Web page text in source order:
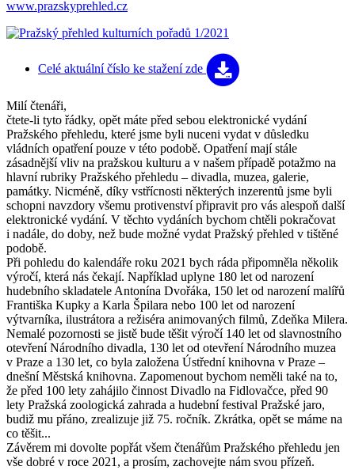
www.prazskyprehled.cz
Celé aktuální číslo ke stažení zde
Milí čtenáři,
čtete-li tyto řádky, opět máte před sebou elektronické vydání
Pražského přehledu, které jsme byli nuceni vydat v důsledku
vládních opatření pouze v této podobě. Opatření mají stále
zásadnější vliv na pražskou kulturu a v našem případě potažmo na
hlavní rubriky Pražského přehledu – divadla, muzea, galerie,
památky. Nicméně, díky vstřícnosti některých inzerentů jsme byli
schopni navzdory všemu protivenství připravit pro vás alespoň další
elektronické vydání. V těchto vydáních bychom chtěli pokračovat
i nadále, do doby, než bude možné vydat Pražský přehled v tištěné
podobě.
Při pohledu do kalendáře roku 2021 bych ráda připomněla několik
výročí, která nás čekají. Například uplyne 180 let od narození
hudebního skladatele Antonína Dvořáka, 150 let od narození malířů
Františka Kupky a Karla Špilara nebo 100 let od narození
výtvarníka, ilustrátora a režiséra animovaných filmů, Zdeňka Milera.
Nemalé pozornosti se jistě bude těšit výročí 140 let od slavnostního
otevření Národního divadla, 130 let od otevření Národního muzea
v Praze a 130 let, co byla založena Ústřední knihovna v Praze –
dnešní Městská knihovna. Zapomenout bychom neměli také na to,
že před 100 lety zahájilo činnost Divadlo na Fidlovačce, před 90
lety Pražská zoologická zahrada a hudební festival Pražské jaro,
budiž mu přáno, zrealizuje již 75. ročník. Zkrátka, opět se máme na
co těšit...
Závěrem mi dovolte popřát všem čtenářům Pražského přehledu jen
vše dobré v roce 2021, a prosím, zachovejte nám svou přízeň.